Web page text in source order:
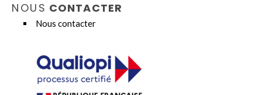
NOUS CONTACTER
Nous contacter